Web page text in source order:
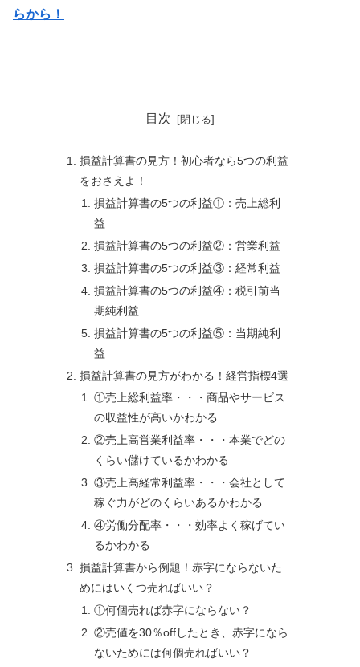
らから！
目次
損益計算書の見方！初心者なら5つの利益
をおさえよ！
損益計算書の5つの利益①：売上総利
益
損益計算書の5つの利益②：営業利益
損益計算書の5つの利益③：経常利益
損益計算書の5つの利益④：税引前当
期純利益
損益計算書の5つの利益⑤：当期純利
益
損益計算書の見方がわかる！経営指標4選
①売上総利益率・・・商品やサービス
の収益性が高いかわかる
②売上高営業利益率・・・本業でどの
くらい儲けているかわかる
③売上高経常利益率・・・会社として
稼ぐ力がどのくらいあるかわかる
④労働分配率・・・効率よく稼げてい
るかわかる
損益計算書から例題！赤字にならないた
めにはいくつ売ればいい？
①何個売れば赤字にならない？
②売値を30％offしたとき、赤字になら
ないためには何個売ればいい？